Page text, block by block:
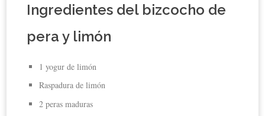
Ingredientes del bizcocho de
pera y limón
1 yogur de limón
Raspadura de limón
2 peras maduras